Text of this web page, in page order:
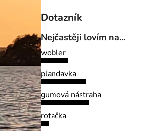
Dotazník
Nejčastěji lovím na...
wobler
plandavka
gumová nástraha
rotačka